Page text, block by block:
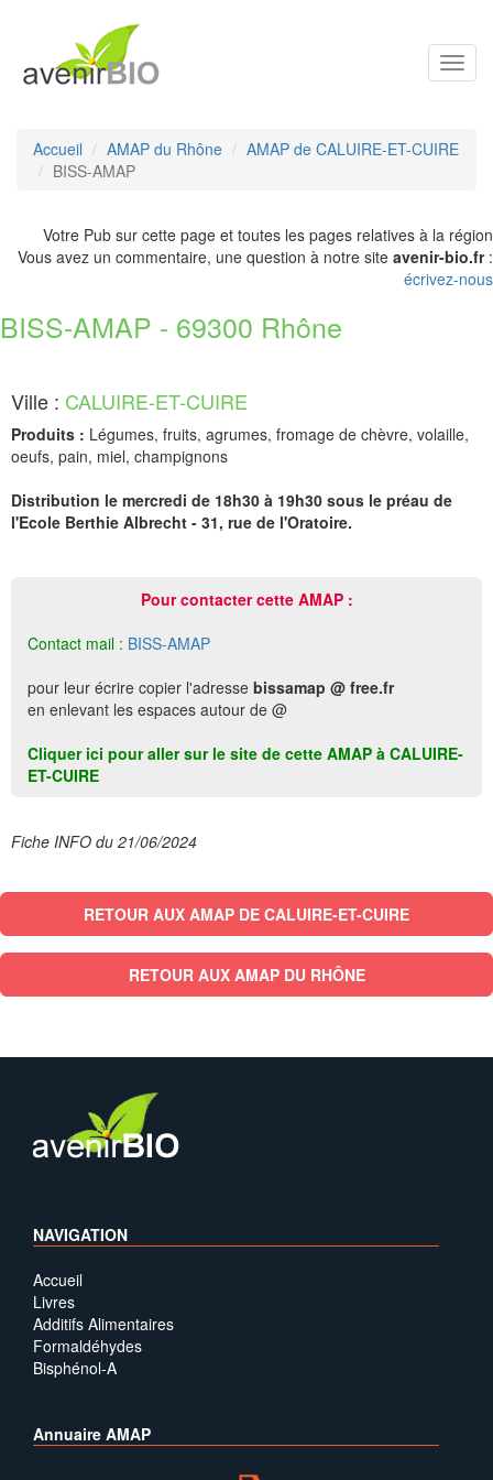
Accueil AMAP du Rhône
AMAP de CALUIRE-ET-CUIRE
BISS-AMAP
Votre Pub sur cette page et toutes les pages relatives à la région
Vous avez un commentaire, une question à notre site avenir-bio.fr:
écrivez-nous
BISS-AMAP - 69300 Rhône
Ville : CALUIRE-ET-CUIRE
Produits : Légumes, fruits, agrumes, fromage de chèvre, volaille,
oeufs, pain, miel, champignons
Distribution le mercredi de 18h30 à 19h30 sous le préau de
l'Ecole Berthie Albrecht - 31, rue de l'Oratoire.
Pour contacter cette AMAP :
Contact mail : BISS-AMAP
pour leur écrire copier l'adresse bissamap @ free.fr
en enlevant les espaces autour de @
Cliquer ici pour aller sur le site de cette AMAP à CALUIRE-
ET-CUIRE
Fiche INFO du 21/06/2024
RETOUR AUX AMAP DE CALUIRE-ET-CUIRE
RETOUR AUX AMAP DU RHÔNE
NAVIGATION
Accueil
Livres
Additifs Alimentaires
Formaldéhydes
Bisphénol-A
Annuaire AMAP